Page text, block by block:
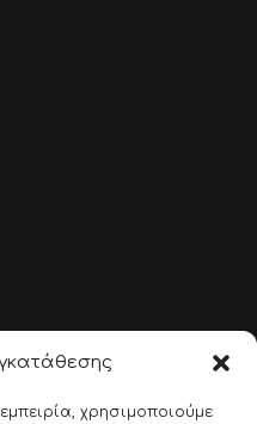
χρησιμοποιούμε